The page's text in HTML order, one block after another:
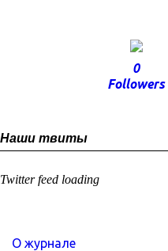
0
Followers
Наши твиты
Twitter feed loading
О журнале